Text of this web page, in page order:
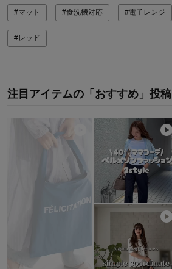
#マット #食洗機対応 #電子レンジ
#レッド
注目アイテムの「おすすめ」投稿